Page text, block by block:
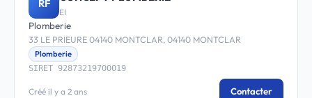
RF
EI
Plomberie
33 LE PRIEURE 04140 MONTCLAR, 04140 MONTCLAR
Plomberie
SIRET 92873219700019
Créé il y a 2 ans Contacter